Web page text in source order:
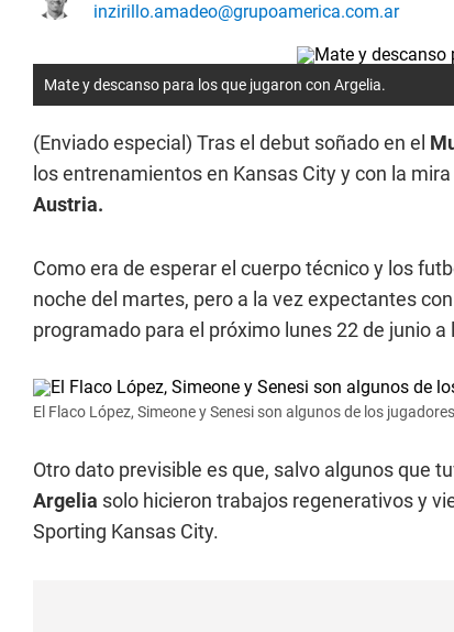
inzirillo.amadeo@grupoamerica.com.ar
Mate y descanso para los que jugaron con Argelia.
(Enviado especial) Tras el debut soñado en el
los entrenamientos en Kansas City y con la
Austria.
Como era de esperar el cuerpo técnico y los
noche del martes, pero a la vez expectantes
programado para el próximo lunes 22 de junio
El Flaco López, Simeone y Senesi son algunos de los
Otro dato previsible es que, salvo algunos que
Argelia solo hicieron trabajos regenerativos y
Sporting Kansas City.